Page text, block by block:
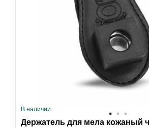
В наличии
Держатель для мела кожаный